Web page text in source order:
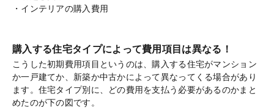
・インテリアの購入費用
購入する住宅タイプによって費用項目は異なる！
こうした初期費用項目というのは、購入する住宅がマンション
か一戸建てか、新築か中古かによって異なってくる場合があり
ます。住宅タイプ別に、どの費用を支払う必要があるのかまと
めたのが下の図です。